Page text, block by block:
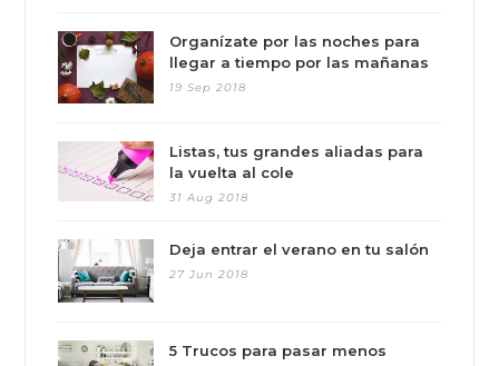
Organízate por las noches para
llegar a tiempo por las mañanas
19 Sep 2018
Listas, tus grandes aliadas para
la vuelta al cole
31 Aug 2018
Deja entrar el verano en tu salón
27 Jun 2018
5 Trucos para pasar menos